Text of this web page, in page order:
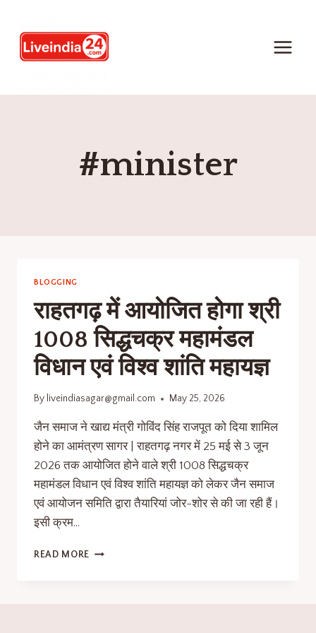
#minister
BLOGGING
राहतगढ़ में आयोजित होगा श्री
1008 सिद्धचक्र महामंडल
विधान एवं विश्व शांति महायज्ञ
By liveindiasagar@gmail.com May 25, 2026
जैन समाज ने खाद्य मंत्री गोविंद सिंह राजपूत को दिया शामिल
होने का आमंत्रण सागर | राहतगढ़ नगर में 25 मई से 3 जून
2026 तक आयोजित होने वाले श्री 1008 सिद्धचक्र
महामंडल विधान एवं विश्व शांति महायज्ञ को लेकर जैन समाज
एवं आयोजन समिति द्वारा तैयारियां जोर-शोर से की जा रही हैं।
इसी क्रम…
READ MORE